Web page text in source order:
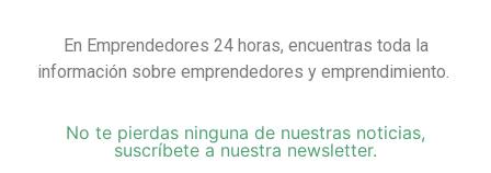
En Emprendedores 24 horas, encuentras toda la
información sobre emprendedores y emprendimiento.
No te pierdas ninguna de nuestras noticias,
suscríbete a nuestra newsletter.